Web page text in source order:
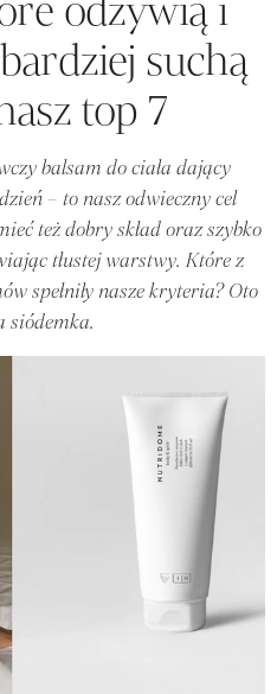
suchą
top 7
balsam do ciała dający
– to nasz odwieczny cel
też dobry skład oraz szybko
tłustej warstwy. Które z
spełniły nasze kryteria? Oto
siódemka.